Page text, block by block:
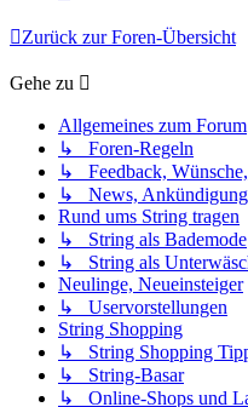
Zurück zur Foren-Übersicht
Gehe zu
Allgemeines zum Forum
↳ Foren-Regeln
↳ Feedback,
↳ News,
Rund ums String tragen
↳ String als Bademode
↳ String als
Neulinge, Neueinsteiger
↳ Uservorstellungen
String Shopping
↳ String Shopping
↳ String-Basar
↳ Online-Shops und